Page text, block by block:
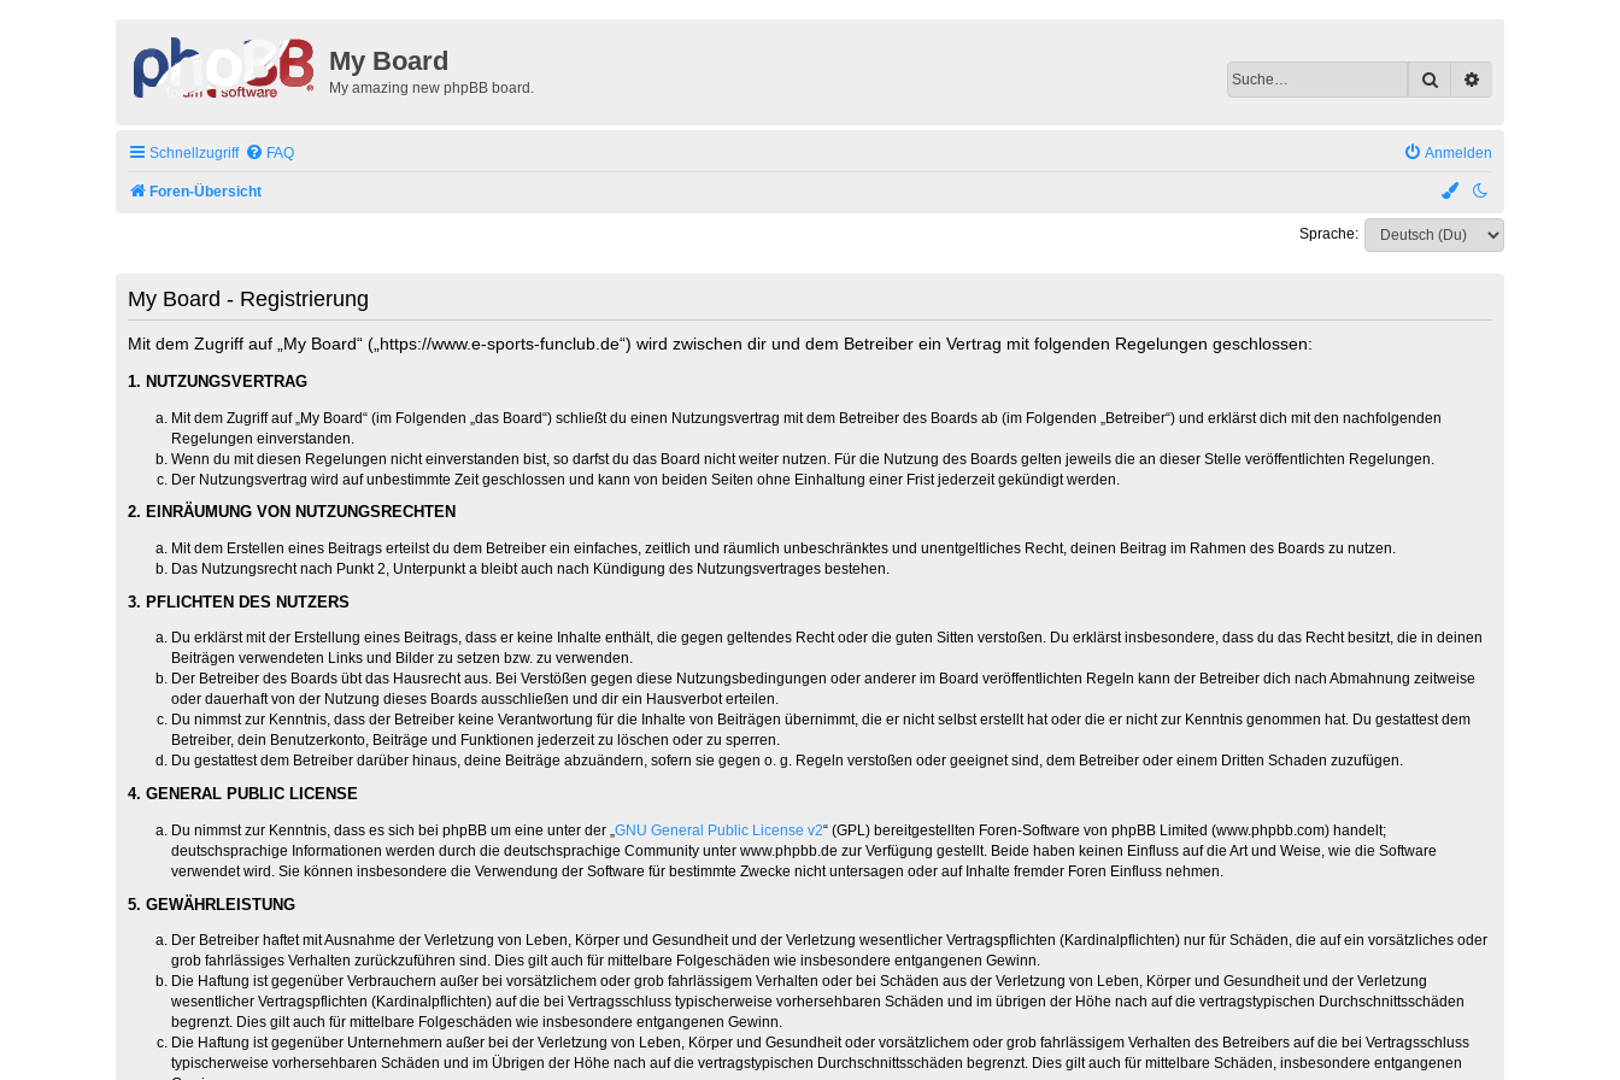
My Board
My amazing new phpBB board. Suche
Schnellzugriff FAQ Anmelden
Foren-Übersicht
Sprache:
My Board - Registrierung
Mit dem Zugriff auf „My Board“ („https://www.e-sports-funclub.de“) wird zwischen dir und dem Betreiber ein Vertrag mit folgenden Regelungen geschlossen:
1. NUTZUNGSVERTRAG
Mit dem Zugriff auf „My Board“ (im Folgenden „das Board“) schließt du einen Nutzungsvertrag mit dem Betreiber des Boards ab (im Folgenden „Betreiber“) und erklärst dich mit den nachfolgenden
Regelungen einverstanden.
Wenn du mit diesen Regelungen nicht einverstanden bist, so darfst du das Board nicht weiter nutzen. Für die Nutzung des Boards gelten jeweils die an dieser Stelle veröffentlichten Regelungen.
Der Nutzungsvertrag wird auf unbestimmte Zeit geschlossen und kann von beiden Seiten ohne Einhaltung einer Frist jederzeit gekündigt werden.
2. EINRÄUMUNG VON NUTZUNGSRECHTEN
Mit dem Erstellen eines Beitrags erteilst du dem Betreiber ein einfaches, zeitlich und räumlich unbeschränktes und unentgeltliches Recht, deinen Beitrag im Rahmen des Boards zu nutzen.
Das Nutzungsrecht nach Punkt 2, Unterpunkt a bleibt auch nach Kündigung des Nutzungsvertrages bestehen.
3. PFLICHTEN DES NUTZERS
Du erklärst mit der Erstellung eines Beitrags, dass er keine Inhalte enthält, die gegen geltendes Recht oder die guten Sitten verstoßen. Du erklärst insbesondere, dass du das Recht besitzt, die in deinen
Beiträgen verwendeten Links und Bilder zu setzen bzw. zu verwenden.
Der Betreiber des Boards übt das Hausrecht aus. Bei Verstößen gegen diese Nutzungsbedingungen oder anderer im Board veröffentlichten Regeln kann der Betreiber dich nach Abmahnung zeitweise
oder dauerhaft von der Nutzung dieses Boards ausschließen und dir ein Hausverbot erteilen.
Du nimmst zur Kenntnis, dass der Betreiber keine Verantwortung für die Inhalte von Beiträgen übernimmt, die er nicht selbst erstellt hat oder die er nicht zur Kenntnis genommen hat. Du gestattest dem
Betreiber, dein Benutzerkonto, Beiträge und Funktionen jederzeit zu löschen oder zu sperren.
Du gestattest dem Betreiber darüber hinaus, deine Beiträge abzuändern, sofern sie gegen o. g. Regeln verstoßen oder geeignet sind, dem Betreiber oder einem Dritten Schaden zuzufügen.
4. GENERAL PUBLIC LICENSE
Du nimmst zur Kenntnis, dass es sich bei phpBB um eine unter der „GNU General Public License v2“ (GPL) bereitgestellten Foren-Software von phpBB Limited (www.phpbb.com) handelt;
deutschsprachige Informationen werden durch die deutschsprachige Community unter www.phpbb.de zur Verfügung gestellt. Beide haben keinen Einfluss auf die Art und Weise, wie die Software
verwendet wird. Sie können insbesondere die Verwendung der Software für bestimmte Zwecke nicht untersagen oder auf Inhalte fremder Foren Einfluss nehmen.
5. GEWÄHRLEISTUNG
Der Betreiber haftet mit Ausnahme der Verletzung von Leben, Körper und Gesundheit und der Verletzung wesentlicher Vertragspflichten (Kardinalpflichten) nur für Schäden, die auf ein vorsätzliches oder
grob fahrlässiges Verhalten zurückzuführen sind. Dies gilt auch für mittelbare Folgeschäden wie insbesondere entgangenen Gewinn.
Die Haftung ist gegenüber Verbrauchern außer bei vorsätzlichem oder grob fahrlässigem Verhalten oder bei Schäden aus der Verletzung von Leben, Körper und Gesundheit und der Verletzung
wesentlicher Vertragspflichten (Kardinalpflichten) auf die bei Vertragsschluss typischerweise vorhersehbaren Schäden und im übrigen der Höhe nach auf die vertragstypischen Durchschnittsschäden
begrenzt. Dies gilt auch für mittelbare Folgeschäden wie insbesondere entgangenen Gewinn.
Die Haftung ist gegenüber Unternehmern außer bei der Verletzung von Leben, Körper und Gesundheit oder vorsätzlichem oder grob fahrlässigem Verhalten des Betreibers auf die bei Vertragsschluss
typischerweise vorhersehbaren Schäden und im Übrigen der Höhe nach auf die vertragstypischen Durchschnittsschäden begrenzt. Dies gilt auch für mittelbare Schäden, insbesondere entgangenen